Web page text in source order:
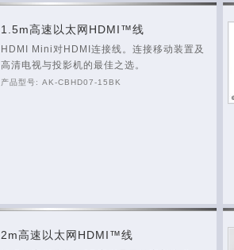
1.5m高速以太网HDMI™线
HDMI Mini对HDMI连接线。连接移动装置及
高清电视与投影机的最佳之选。
产品型号: AK-CBHD07-15BK
2m高速以太网HDMI™线